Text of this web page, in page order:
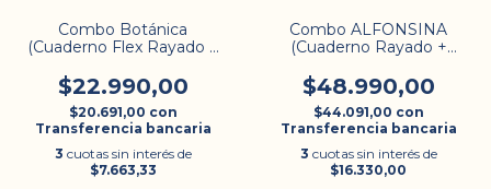
Combo Botánica
(Cuaderno Flex Rayado +
$22.990,00
$20.691,00 con
Transferencia bancaria
3 cuotas sin interés de
$7.663,33
Combo ALFONSINA
(Cuaderno Rayado +
$48.990,00
$44.091,00 con
Transferencia bancaria
3 cuotas sin interés de
$16.330,00